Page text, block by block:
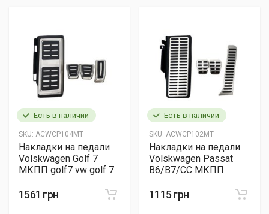
Есть в наличии
SKU: ACWCP104MT
Накладки на педали
Volskwagen Golf 7
МКПП golf7 vw golf 7
1561 грн
Есть в наличии
SKU: ACWCP102MT
Накладки на педали
Volskwagen Passat
B6/B7/CC МКПП
1115 грн